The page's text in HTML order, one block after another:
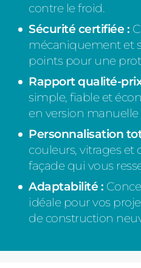
contre le froid.
Sécurité certifiée :
mécaniquement et
points pour une
Rapport qualité-
simple, fiable et
en version
Personnalisation
couleurs, vitrages
façade qui vous
Adaptabilité :
idéale pour vos
de construction